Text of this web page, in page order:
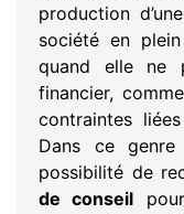
production
société en
quand elle ne
financier,
contraintes
Dans ce
possibilité de
de conseil